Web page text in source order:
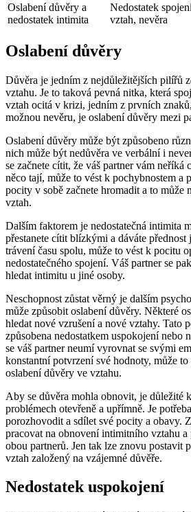
Oslabení důvěry a
nedostatek intimita
Nedostatek
vztah, nevěra
Oslabení důvěry
Důvěra je jedním z nejdůležitějších pilířů
vztahu. Je to taková pevná nitka, která
vztah ocitá v krizi, jedním z prvních
možnou nevěru, je oslabení důvěry mezi
Oslabení důvěry může být způsobeno
nich může být nedůvěra ve verbální i
se začnete cítit, že váš partner vám neříká
něco tají, může to vést k pochybnostem a
pocity v sobě začnete hromadit a to může
vztah.
Dalším faktorem je nedostatečná intimita
přestanete cítit blízkými a dáváte
trávení času spolu, může to vést k pocitu
nedostatečného spojení. Váš partner se
hledat intimitu u jiné osoby.
Neschopnost zůstat věrný je dalším
může způsobit oslabení důvěry. Některé
hledat nové vzrušení a nové vztahy. Tato
způsobena nedostatkem uspokojení nebo
se váš partner neumí vyrovnat se svými
konstantní potvrzení své hodnoty, může to
oslabení důvěry ve vztahu.
Aby se důvěra mohla obnovit, je důležité
problémech otevřeně a upřímně. Je
porozhovodit a sdílet své pocity a obavy.
pracovat na obnovení intimitního vztahu a
obou partnerů. Jen tak lze znovu postavit
vztah založený na vzájemné důvěře.
Nedostatek uspokojení